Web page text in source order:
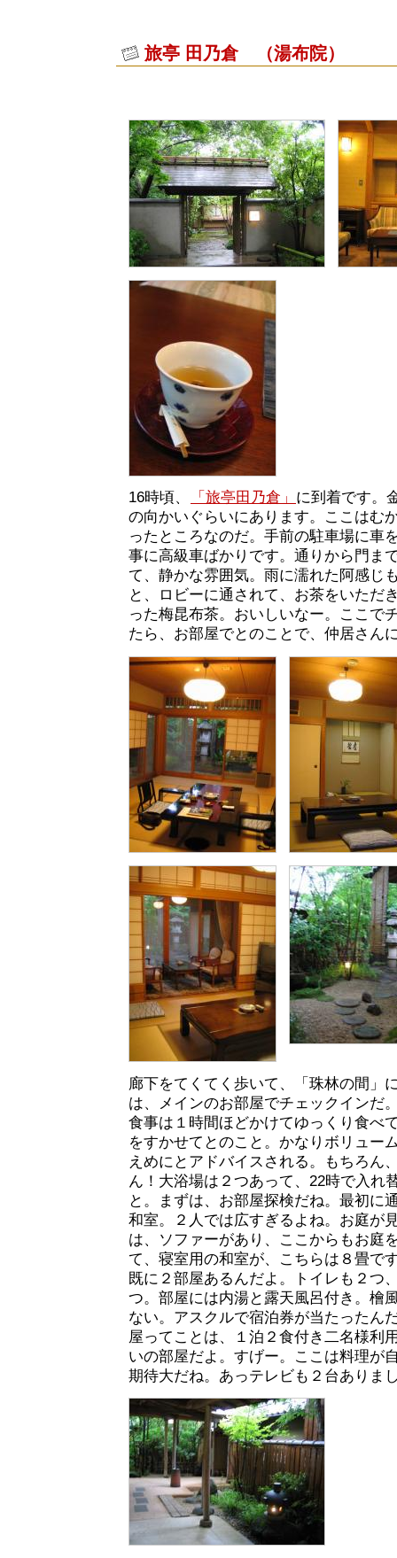
旅亭 田乃倉 （湯布院）
16時頃、 「旅亭田乃倉」 に到着です。
の向かいぐらいにあります。ここはむ
ったところなのだ。手前の駐車場に車
事に高級車ばかりです。通りから門ま
て、静かな雰囲気。雨に濡れた阿感じ
と、ロビーに通されて、お茶をいただ
った梅昆布茶。おいしいなー。ここで
たら、お部屋でとのことで、仲居さん
廊下をてくてく歩いて、「珠林の間」
は、メインのお部屋でチェックインだ
食事は１時間ほどかけてゆっくり食べ
をすかせてとのこと。かなりボリュー
えめにとアドバイスされる。もちろん
ん！大浴場は２つあって、22時で入れ
と。まずは、お部屋探検だね。最初に
和室。２人では広すぎるよね。お庭が
は、ソファーがあり、ここからもお庭
て、寝室用の和室が、こちらは８畳で
既に２部屋あるんだよ。トイレも２つ
つ。部屋には内湯と露天風呂付き。檜
ない。アスクルで宿泊券が当たったん
屋ってことは、１泊２食付き二名様利
いの部屋だよ。すげー。ここは料理が
期待大だね。あっテレビも２台ありま